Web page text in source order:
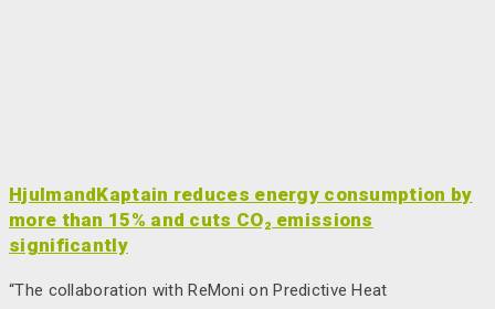
HjulmandKaptain reduces energy consumption by
more than 15% and cuts CO₂ emissions
significantly
“The collaboration with ReMoni on Predictive Heat